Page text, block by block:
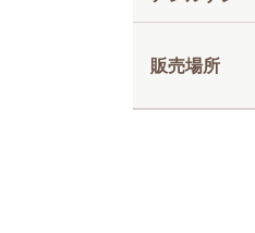
販売場所